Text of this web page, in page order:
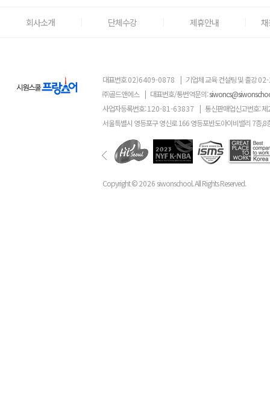
회사소개 단체수강 제휴안내
대표번호02)6409-0878 | 기업체 교육 컨설팅 및 출강
㈜골드앤에스 | 대표번호/통번역문의:
사업자등록번호:120-81-63837 | 통신판매업신고번호: 제
서울특별시 영등포구 영신로 166 영등포반도아이비밸리 7층,8
Copyright ©2026 siwonschool. All Rights Reserved.